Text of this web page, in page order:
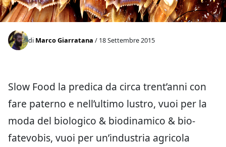
di Marco Giarratana / 18 Settembre 2015
Slow Food la predica da circa trent’anni con
fare paterno e nell’ultimo lustro, vuoi per la
moda del biologico & biodinamico & bio-
fatevobis, vuoi per un’industria agricola